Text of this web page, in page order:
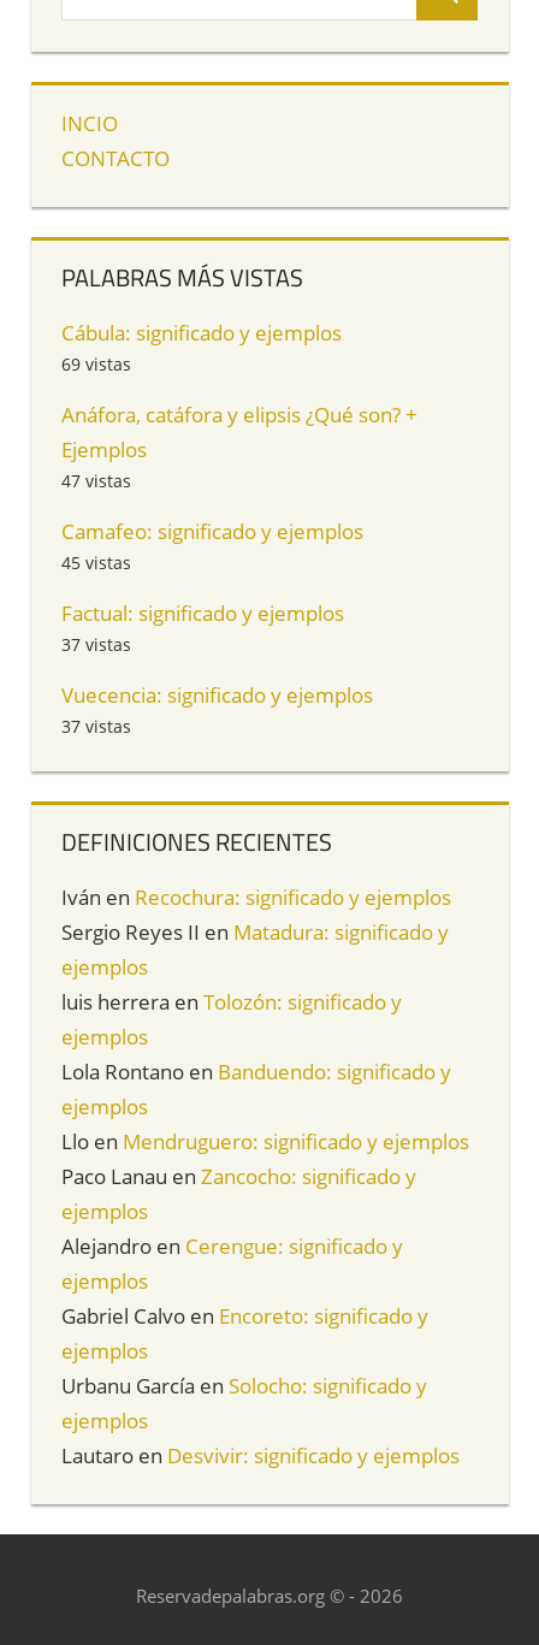
INCIO
CONTACTO
PALABRAS MÁS VISTAS
Cábula: significado y ejemplos
69 vistas
Anáfora, catáfora y elipsis ¿Qué son? +
Ejemplos
47 vistas
Camafeo: significado y ejemplos
45 vistas
Factual: significado y ejemplos
37 vistas
Vuecencia: significado y ejemplos
37 vistas
DEFINICIONES RECIENTES
Iván en Recochura: significado y ejemplos
Sergio Reyes II en Matadura: significado y
ejemplos
luis herrera en Tolozón: significado y
ejemplos
Lola Rontano en Banduendo: significado y
ejemplos
Llo en Mendruguero: significado y ejemplos
Paco Lanau en Zancocho: significado y
ejemplos
Alejandro en Cerengue: significado y
ejemplos
Gabriel Calvo en Encoreto: significado y
ejemplos
Urbanu García en Solocho: significado y
ejemplos
Lautaro en Desvivir: significado y ejemplos
Reservadepalabras.org © - 2026